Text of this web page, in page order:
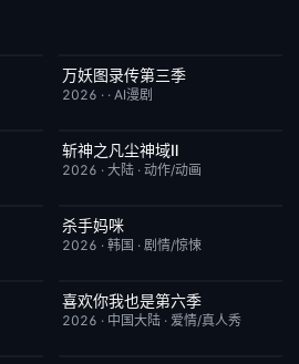
完结
万妖图录传第三季
2026 · · AI漫剧
更新至第09集
斩神之凡尘神域Ⅱ
2026 · 大陆 · 动作/动画
更新至第03集
杀手妈咪
2026 · 韩国 · 剧情/惊悚
今日更新
喜欢你我也是第六季
2026 · 中国大陆 · 爱情/真人秀